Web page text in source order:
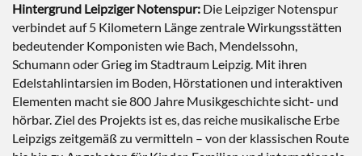
Hintergrund Leipziger Notenspur: Die Leipziger Notenspur
verbindet auf 5 Kilometern Länge zentrale Wirkungsstätten
bedeutender Komponisten wie Bach, Mendelssohn,
Schumann oder Grieg im Stadtraum Leipzig. Mit ihren
Edelstahlintarsien im Boden, Hörstationen und interaktiven
Elementen macht sie 800 Jahre Musikgeschichte sicht- und
hörbar. Ziel des Projekts ist es, das reiche musikalische Erbe
Leipzigs zeitgemäß zu vermitteln – von der klassischen Route